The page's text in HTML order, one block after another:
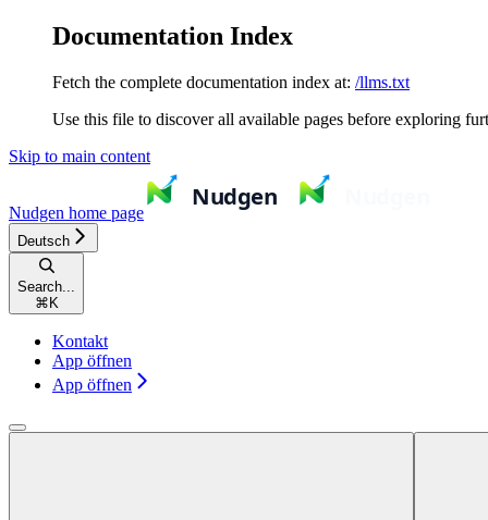
Documentation Index
Fetch the complete documentation index at: /llms.txt
Use this file to discover all available pages before exploring
Skip to main content
Nudgen home page
Deutsch
Search...
⌘ K
Kontakt
App öffnen
App öffnen